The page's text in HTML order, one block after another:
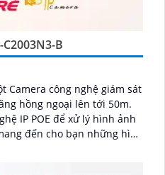
C2003N3-B
Camera công nghệ giám sát
hồng ngoại lên tới 50m.
IP POE để xử lý hình ảnh
đến cho bạn những hình